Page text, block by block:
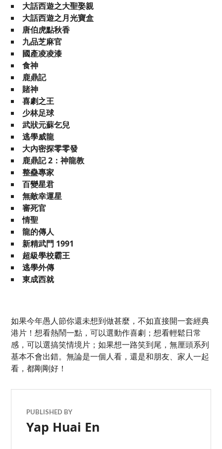
大話西遊之大聖娶親
大話西遊之月光寶盒
唐伯虎點秋香
九品芝麻官
國產凌凌漆
食神
鹿鼎記
賭神
喜劇之王
少林足球
武狀元蘇乞兒
逃學威龍
大內密探零零發
鹿鼎記 2：神龍教
整蠱專家
百變星君
無敵幸運星
審死官
情聖
龍的傳人
新精武門 1991
超級學校霸王
逃學外傳
東成西就
如果今年愚人節你還未想到做甚麼，不如直接開一套經典
港片！想看熱鬧一點，可以選動作喜劇；想看輕鬆日常
感，可以選搞笑情境片；如果想一路笑到尾，無厘頭系列
基本不會出錯。無論是一個人看，還是和朋友、家人一起
看，都剛剛好！
PUBLISHED BY
Yap Huai En